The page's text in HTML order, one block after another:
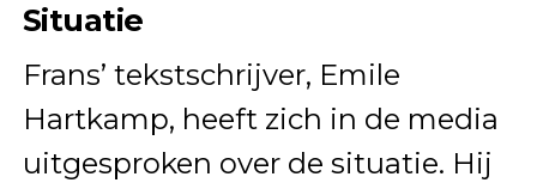
Situatie
Frans’ tekstschrijver, Emile
Hartkamp, heeft zich in de media
uitgesproken over de situatie. Hij